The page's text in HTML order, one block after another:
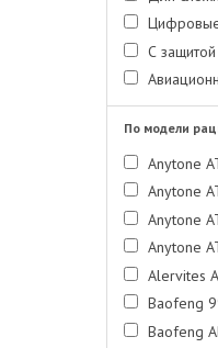
С
По модели
Anytone
Anytone
Anytone
Anytone
Alervites
Baofeng
Baofeng